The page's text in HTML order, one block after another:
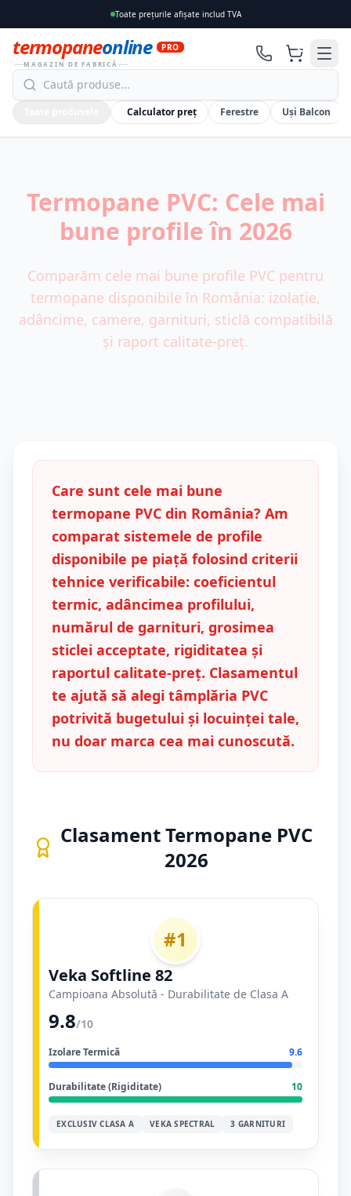
Toate prețurile afișate includ TVA
termopaneonline PRO
MAGAZIN DE FABRICĂ
Calculator preț Ferestre Uși Balcon
Termopane PVC: Cele mai
bune profile în 2026
Comparăm cele mai bune profile PVC pentru
termopane disponibile în România: izolație,
adâncime, camere, garnituri, sticlă compatibilă
și raport calitate-preț.
Care sunt cele mai bune
termopane PVC din România? Am
comparat sistemele de profile
disponibile pe piață folosind criterii
tehnice verificabile: coeficientul
termic, adâncimea profilului,
numărul de garnituri, grosimea
sticlei acceptate, rigiditatea și
raportul calitate-preț. Clasamentul
te ajută să alegi tâmplăria PVC
potrivită bugetului și locuinței tale,
nu doar marca cea mai cunoscută.
Clasament Termopane PVC
2026
#1
Veka Softline 82
Campioana Absolută - Durabilitate de Clasa A
9.8/10
Izolare Termică 9.6
Durabilitate (Rigiditate) 10
EXCLUSIV CLASA A VEKA SPECTRAL 3 GARNITURI